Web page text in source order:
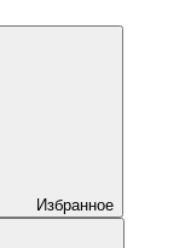
Избранное